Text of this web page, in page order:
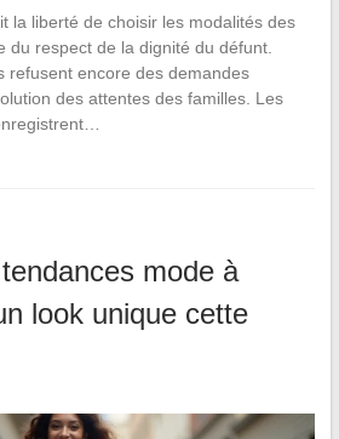
la liberté de choisir les modalités des
du respect de la dignité du défunt.
refusent encore des demandes
des attentes des familles. Les
mode à
look unique cette